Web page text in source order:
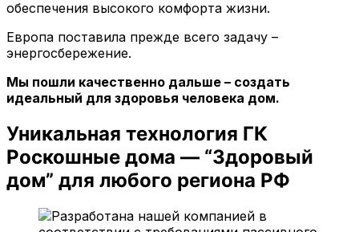
обеспечения высокого комфорта жизни.
Европа поставила прежде всего задачу –
энергосбережение.
Мы пошли качественно дальше – создать
идеальный для здоровья человека дом.
Уникальная технология ГК
Роскошные дома — “Здоровый
дом” для любого региона РФ